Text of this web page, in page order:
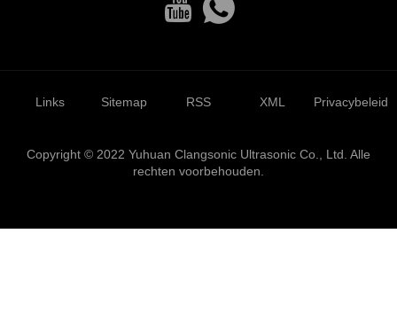
Links Sitemap RSS XML Privacybeleid
Copyright © 2022 Yuhuan Clangsonic Ultrasonic Co., Ltd. Alle
rechten voorbehouden.